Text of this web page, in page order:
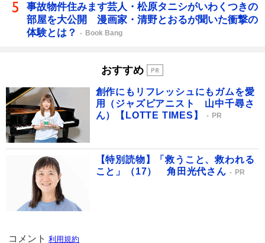
事故物件住みます芸人・松原タニシがいわくつきの
部屋を大公開 漫画家・清野とおるが聞いた衝撃の
体験とは？
Book Bang
おすすめ
創作にもリフレッシュにもガムを愛
用（ジャズピアニスト 山中千尋さ
ん）【LOTTE TIMES】
PR
【特別読物】「救うこと、救われる
こと」（17） 角田光代さん
PR